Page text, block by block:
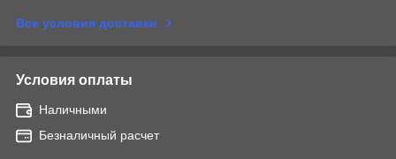
Все условия доставки
Условия оплаты
Наличными
Безналичный расчет